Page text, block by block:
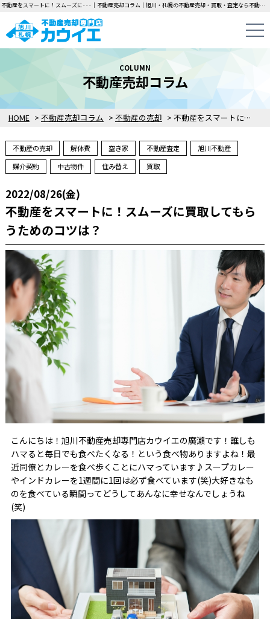
不動産をスマートに！スムーズに･･･｜不動産売却コラム｜旭川・札幌の不動産売却・買取・査定なら不動産売却専門店カウイエにお任せください！中古一戸建て・マンション・土地の即日無料査定・即金買取を行っています！
HOME > 不動産売却コラム > 不動産の売却 > 不動産をスマートに！スムーズに買取してもらうためのコツは？
COLUMN
不動産売却コラム
不動産の売却 解体費 空き家 不動産査定
旭川不動産
媒介契約
中古物件 住み替え 買取
2022/08/26(金)
不動産をスマートに！スムーズに買取してもら
うためのコツは？
こんにちは！旭川不動産売却専門店カウイエの廣瀨です！誰しも
ハマると毎日でも食べたくなる！という食べ物ありますよね！最
近同僚とカレーを食べ歩くことにハマっています♪スープカレー
やインドカレーを1週間に1回は必ず食べています(笑)大好きなも
のを食べている瞬間ってどうしてあんなに幸せなんでしょうね
(笑)